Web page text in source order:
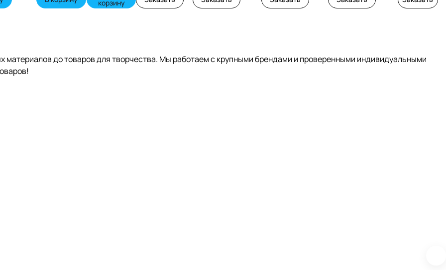
корзину
материалов до товаров для творчества. Мы работаем с крупными брендами и проверенными индивидуальными